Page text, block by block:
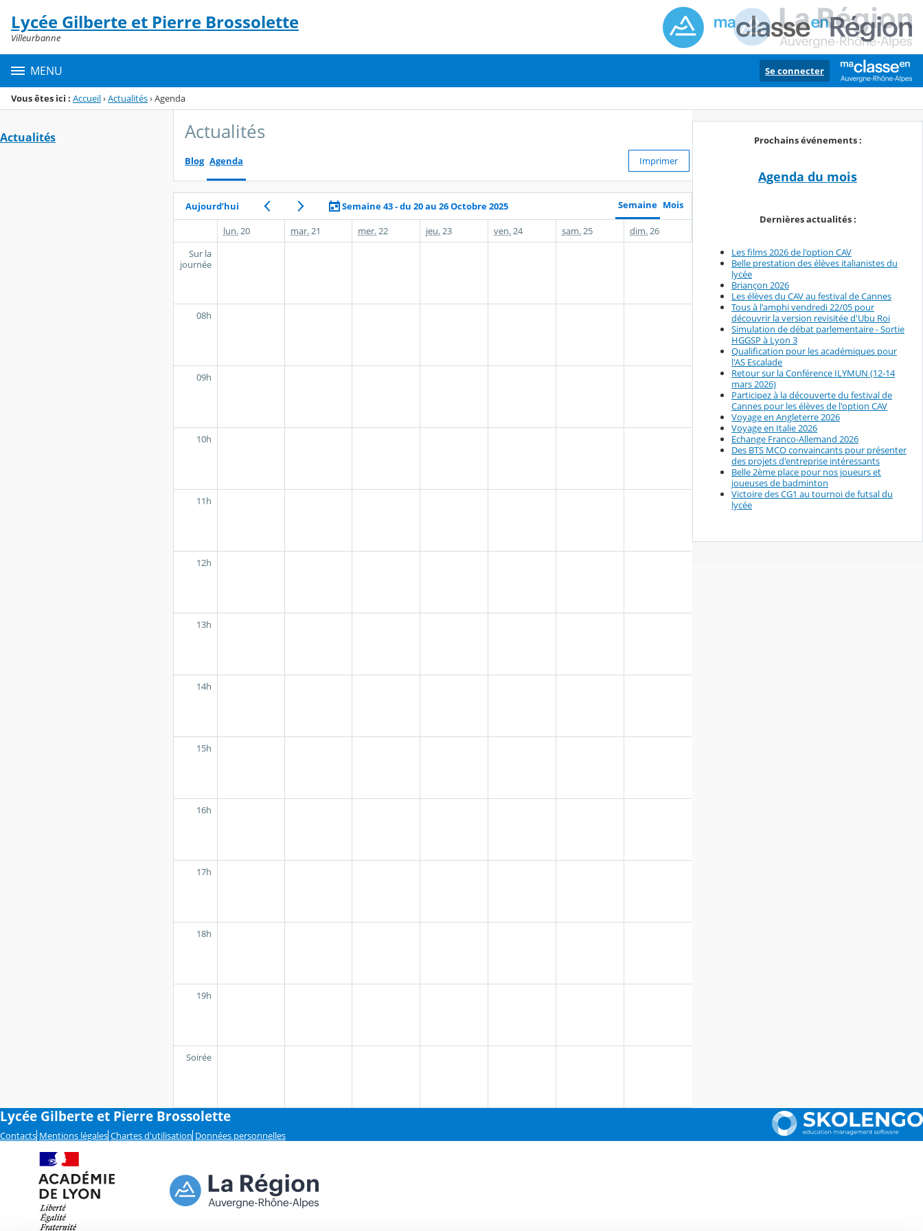
Menu de la rubrique
Contenu
Lycée Gilberte et Pierre Brossolette
Villeurbanne
MENU Se connecter
Vous êtes ici : Accueil›Actualités›Agenda
Actualités Actualités
Blog Agenda Imprimer
Aujourd’hui Semaine 43 - du 20 au 26 Octobre 2025 Semaine Mois
lun. 20 mar. 21 mer. 22 jeu. 23 ven. 24 sam. 25 dim. 26
Sur la
journée
08h
09h
10h
11h
12h
13h
14h
15h
16h
17h
18h
19h
Soirée
Prochains événements :
Agenda du mois
Dernières actualités :
Les films 2026 de l'option CAV
Belle prestation des élèves italianistes du
lycée
Briançon 2026
Les élèves du CAV au festival de Cannes
Tous à l'amphi vendredi 22/05 pour
découvrir la version revisitée d'Ubu Roi
Simulation de débat parlementaire - Sortie
HGGSP à Lyon 3
Qualification pour les académiques pour
l'AS Escalade
Retour sur la Conférence ILYMUN (12-14
mars 2026)
Participez à la découverte du festival de
Cannes pour les élèves de l'option CAV
Voyage en Angleterre 2026
Voyage en Italie 2026
Echange Franco-Allemand 2026
Des BTS MCO convaincants pour présenter
des projets d'entreprise intéressants
Belle 2ème place pour nos joueurs et
joueuses de badminton
Victoire des CG1 au tournoi de futsal du
lycée
Lycée Gilberte et Pierre Brossolette
Contacts Mentions légales Chartes d'utilisation Données personnelles